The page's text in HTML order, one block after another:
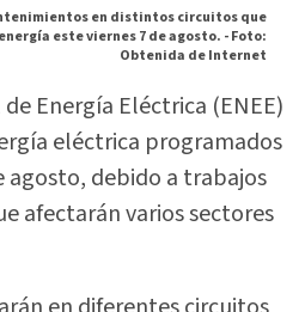
en distintos circuitos que
este viernes 7 de agosto. -Foto:
Obtenida de Internet
Energía Eléctrica (ENEE)
eléctrica programados
agosto, debido a trabajos
afectarán varios sectores